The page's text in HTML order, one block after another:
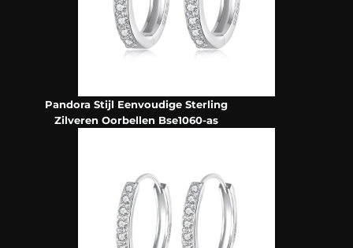
Pandora Stijl Eenvoudige Sterling
Zilveren Oorbellen Bse1060-as